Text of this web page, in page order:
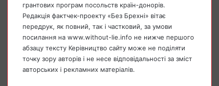
грантових програм посольств країн-донорів.
Редакція фактчек-проекту «Без Брехні» вітає
передрук, як повний, так і частковий, за умови
посилання на www.without-lie.info не нижче першого
абзацу тексту Керівництво сайту може не поділяти
точку зору авторів і не несе відповідальності за зміст
авторських і рекламних матеріалів.